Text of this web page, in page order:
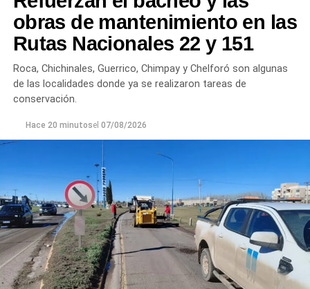
obras de mantenimiento en las
Rutas Nacionales 22 y 151
Roca, Chichinales, Guerrico, Chimpay y Chelforó son algunas
de las localidades donde ya se realizaron tareas de
conservación.
Hace 20 minutosel 07/08/2026